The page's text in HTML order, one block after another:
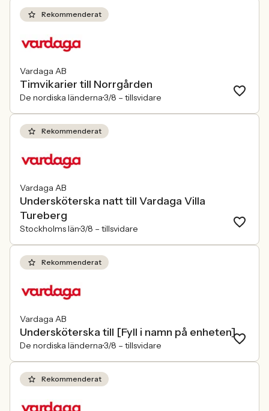
Rekommenderat
Vardaga AB
Timvikarier till Norrgården
De nordiska länderna3/8 – tillsvidare
Rekommenderat
Vardaga AB
Undersköterska natt till Vardaga Villa
Tureberg
Stockholms län3/8 – tillsvidare
Rekommenderat
Vardaga AB
Undersköterska till [Fyll i namn på enheten]
De nordiska länderna3/8 – tillsvidare
Rekommenderat